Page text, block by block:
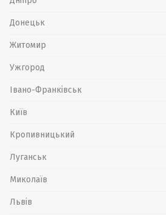
Донецьк
Житомир
Ужгород
Івано-Франківськ
Київ
Кропивницький
Луганськ
Миколаїв
Львів